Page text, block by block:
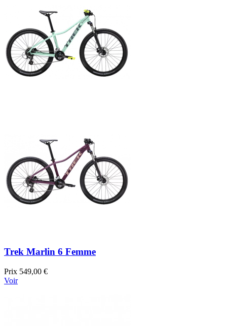
Trek Marlin 6 Femme
Prix 549,00 €
Voir